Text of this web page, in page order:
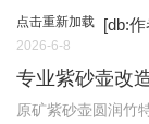
点击重新加载 [db:作
2026-6-8
专业紫砂壶改
原矿紫砂壶圆润竹